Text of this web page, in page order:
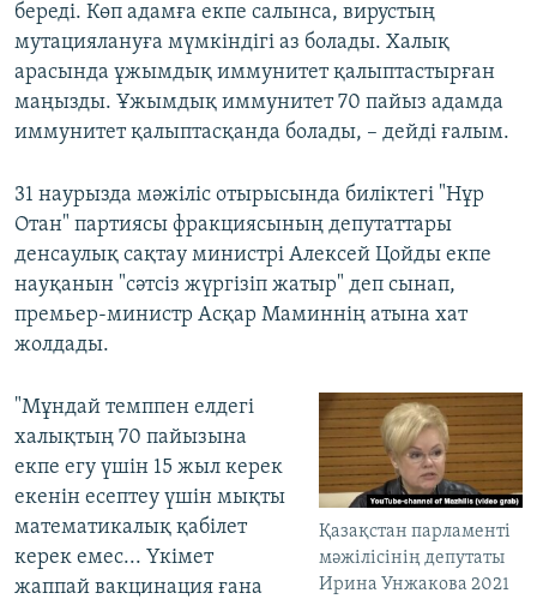
береді. Көп адамға екпе салынса, вирустың
мутациялануға мүмкіндігі аз болады. Халық
арасында ұжымдық иммунитет қалыптастырған
маңызды. Ұжымдық иммунитет 70 пайыз адамда
иммунитет қалыптасқанда болады, – дейді ғалым.
31 наурызда мәжіліс отырысында биліктегі "Нұр
Отан" партиясы фракциясының депутаттары
денсаулық сақтау министрі Алексей Цойды екпе
науқанын "сәтсіз жүргізіп жатыр" деп сынап,
премьер-министр Асқар Маминнің атына хат
жолдады.
Қазақстан парламенті
мәжілісінің депутаты
Ирина Унжакова 2021
"Мұндай темппен елдегі
халықтың 70 пайызына
екпе егу үшін 15 жыл керек
екенін есептеу үшін мықты
математикалық қабілет
керек емес... Үкімет
жаппай вакцинация ғана